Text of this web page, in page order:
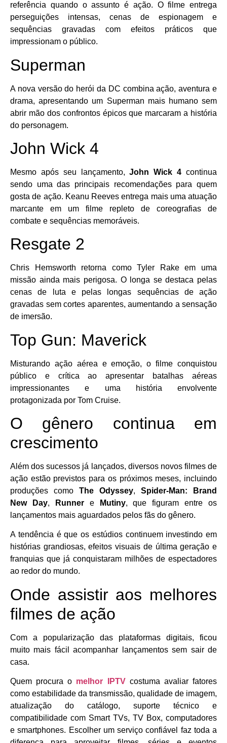
referência quando o assunto é ação. O filme entrega
perseguições intensas, cenas de espionagem e
sequências gravadas com efeitos práticos que
impressionam o público.
Superman
A nova versão do herói da DC combina ação, aventura e
drama, apresentando um Superman mais humano sem
abrir mão dos confrontos épicos que marcaram a história
do personagem.
John Wick 4
Mesmo após seu lançamento,John Wick 4 continua
sendo uma das principais recomendações para quem
gosta de ação. Keanu Reeves entrega mais uma atuação
marcante em um filme repleto de coreografias de
combate e sequências memoráveis.
Resgate 2
Chris Hemsworth retorna como Tyler Rake em uma
missão ainda mais perigosa. O longa se destaca pelas
cenas de luta e pelas longas sequências de ação
gravadas sem cortes aparentes, aumentando a sensação
de imersão.
Top Gun: Maverick
Misturando ação aérea e emoção, o filme conquistou
público e crítica ao apresentar batalhas aéreas
impressionantes e uma história envolvente
protagonizada por Tom Cruise.
O gênero continua em
crescimento
Além dos sucessos já lançados, diversos novos filmes de
ação estão previstos para os próximos meses, incluindo
produções como The Odyssey, Spider-Man: Brand
New Day, Runnere Mutiny, que figuram entre os
lançamentos mais aguardados pelos fãs do gênero.
A tendência é que os estúdios continuem investindo em
histórias grandiosas, efeitos visuais de última geração e
franquias que já conquistaram milhões de espectadores
ao redor do mundo.
Onde assistir aos melhores
filmes de ação
Com a popularização das plataformas digitais, ficou
muito mais fácil acompanhar lançamentos sem sair de
casa.
Quem procura o melhor IPTVcostuma avaliar fatores
como estabilidade da transmissão, qualidade de imagem,
atualização do catálogo, suporte técnico e
compatibilidade com Smart TVs, TV Box, computadores
e smartphones. Escolher um serviço confiável faz toda a